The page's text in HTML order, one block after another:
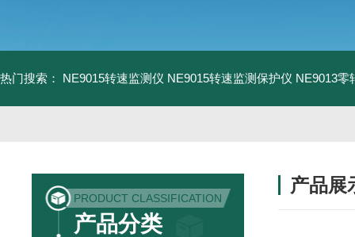
热门搜索： NE9015转速监测仪 NE9015转速监测保护仪 NE9013零
PRODUCT CLASSIFICATION
产品分类
产品展